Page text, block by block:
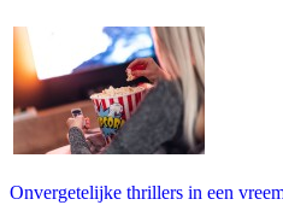
Onvergetelijke thrillers in een